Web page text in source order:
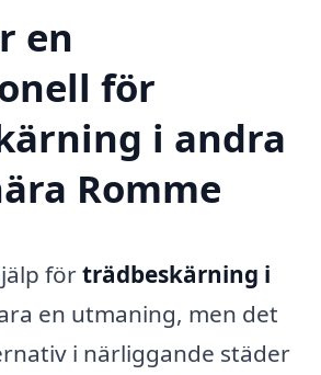
en
för
i andra
Romme
förträdbeskärning i
en utmaning, men det
i närliggande städer